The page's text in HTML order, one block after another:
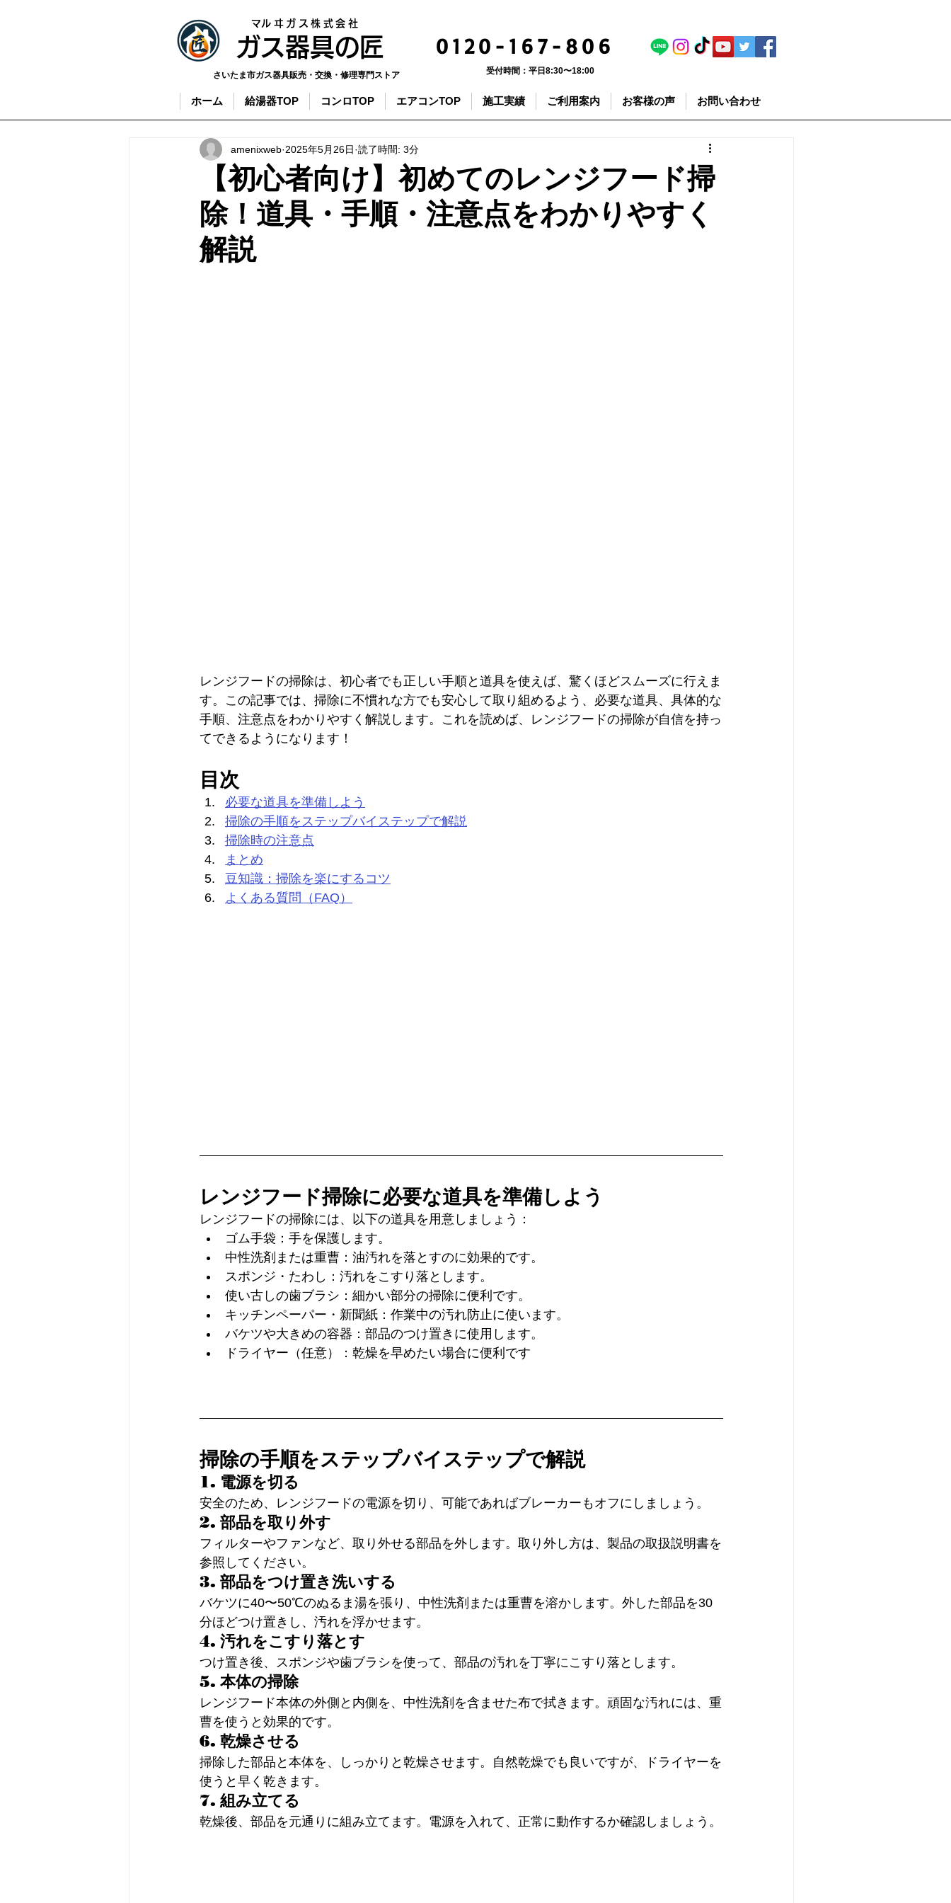
​マルヰガス株式会社
​ガス器具の匠 0120-167-806
さいたま市ガス器具販売・交換・修理専門ストア 受付時間： 平日8:30〜18:00
ホーム 給湯器TOP コンロTOP エアコンTOP 施工実績 ご利用案内 お客様の声 お問い合わせ
【初心者向け】初めてのレンジフード掃
除！道具・手順・注意点をわかりやすく
解説
amenixweb 2025年5月26日 読了時間: 3分
レンジフードの掃除は、初心者でも正しい手順と道具を使えば、驚くほどスムーズに行えま
す。この記事では、掃除に不慣れな方でも安心して取り組めるよう、必要な道具、具体的な
手順、注意点をわかりやすく解説します。これを読めば、レンジフードの掃除が自信を持っ
てできるようになります！
目次
必要な道具を準備しよう
掃除の手順をステップバイステップで解説
掃除時の注意点
まとめ
豆知識：掃除を楽にするコツ
よくある質問（FAQ）
レンジフード掃除に必要な道具を準備しよう
レンジフードの掃除には、以下の道具を用意しましょう：
ゴム手袋：手を保護します。
中性洗剤または重曹：油汚れを落とすのに効果的です。
スポンジ・たわし：汚れをこすり落とします。
使い古しの歯ブラシ：細かい部分の掃除に便利です。
キッチンペーパー・新聞紙：作業中の汚れ防止に使います。
バケツや大きめの容器：部品のつけ置きに使用します。
ドライヤー（任意）：乾燥を早めたい場合に便利です
掃除の手順をステップバイステップで解説
1. 電源を切る
安全のため、レンジフードの電源を切り、可能であればブレーカーもオフにしましょう。
2. 部品を取り外す
フィルターやファンなど、取り外せる部品を外します。取り外し方は、製品の取扱説明書を
参照してください。
3. 部品をつけ置き洗いする
バケツに40〜50℃のぬるま湯を張り、中性洗剤または重曹を溶かします。外した部品を30
分ほどつけ置きし、汚れを浮かせます。
4. 汚れをこすり落とす
つけ置き後、スポンジや歯ブラシを使って、部品の汚れを丁寧にこすり落とします。
5. 本体の掃除
レンジフード本体の外側と内側を、中性洗剤を含ませた布で拭きます。頑固な汚れには、重
曹を使うと効果的です。
6. 乾燥させる
掃除した部品と本体を、しっかりと乾燥させます。自然乾燥でも良いですが、ドライヤーを
使うと早く乾きます。
7. 組み立てる
乾燥後、部品を元通りに組み立てます。電源を入れて、正常に動作するか確認しましょう。